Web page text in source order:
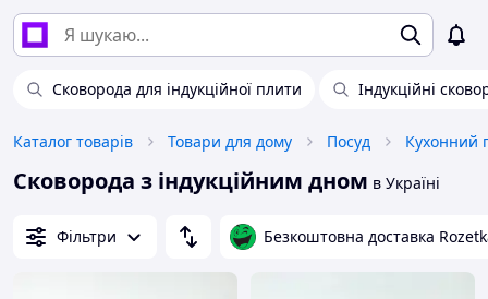
Сковорода для індукційної плити Індукційні
Каталог товарів Товари для дому Посуд Кухонний
Сковорода з індукційним дном в Україні
Фільтри Безкоштовна доставка